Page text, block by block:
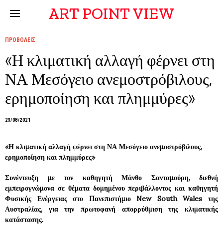
ART POINT VIEW
ΠΡΟΒΟΛΕΙΣ
«Η κλιματική αλλαγή φέρνει στη
ΝΑ Μεσόγειο ανεμοστρόβιλους,
ερημοποίηση και πλημμύρες»
23/08/2021
«Η κλιματική αλλαγή φέρνει στη ΝΑ Μεσόγειο ανεμοστρόβιλους,
ερημοποίηση και πλημμύρες»
Συνέντευξη με τον καθηγητή Μάνθο Σανταμούρη, διεθνή
εμπειρογνώμονα σε θέματα δομημένου περιβάλλοντος και καθηγητή
Φυσικής Ενέργειας στο Πανεπιστήμιο New South Wales της
Αυστραλίας, για την πρωτοφανή απορρύθμιση της κλιματικής
κατάστασης.